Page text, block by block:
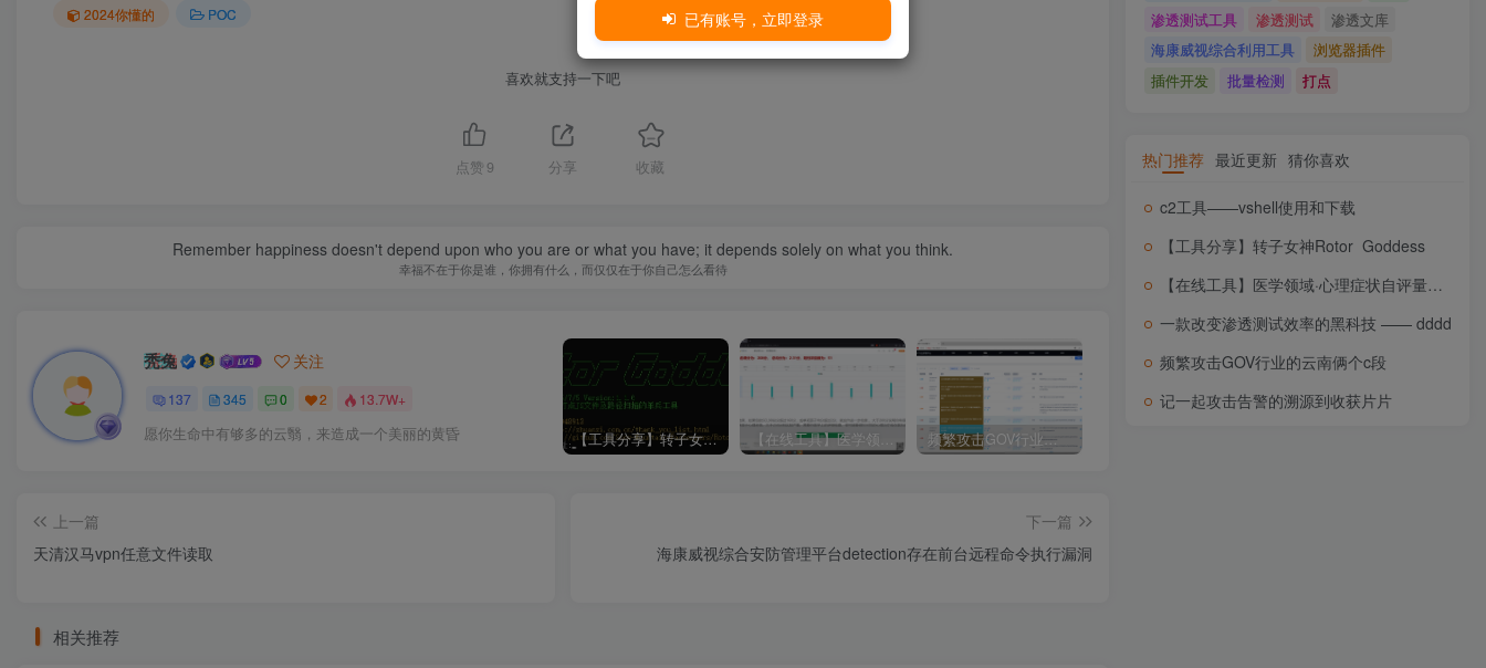
2024你懂的 POC
喜欢就支持一下吧
点赞 9 分享 收藏
Remember happiness doesn't depend upon who you are or what you have; it depends solely on what you think.
幸福不在于你是谁，你拥有什么，而仅仅在于你自己怎么看待
秃兔 关注
137 345 0 2 13.7W+
愿你生命中有够多的云翳，来造成一个美丽的黄昏 【工具分享】转子女神Rotor_Goddess 频繁攻击GOV行业的云南俩个c段
上一篇
天清汉马vpn任意文件读取
下一篇
海康威视综合安防管理平台detection存在前台远程命令执行漏洞
相关推荐
渗透测试工具
渗透测试
渗透文库
海康威视综合利用工具
浏览器插件
插件开发
批量检测 打点
热门推荐 最近更新 猜你喜欢
c2工具——vshell使用和下载
【工具分享】转子女神Rotor_Goddess
【在线工具】医学领域·心理症状自评量表SCL-90
一款改变渗透测试效率的黑科技 —— dddd
频繁攻击GOV行业的云南俩个c段
记一起攻击告警的溯源到收获片片
已有账号，立即登录